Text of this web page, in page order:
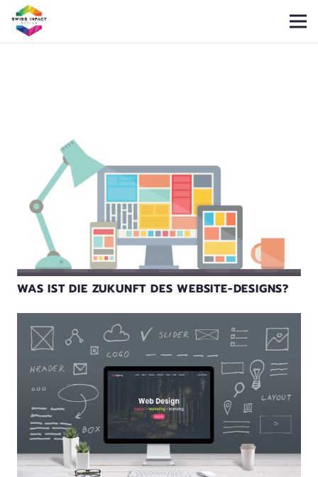
WAS IST DIE ZUKUNFT DES WEBSITE-DESIGNS?